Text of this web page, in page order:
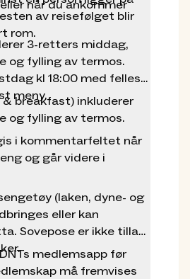
rom for derved å
Dette gjøres
en ekstra sovplass ved
Et reisefølge på 3
for 4 personer. Velg så
av seng (medlem kr
kr 710,-) for den 4.
blir fullt på hytta kan
den/de ledige (ikke
medlemsapp før
må fremvises
har booket opphold til
av reisefølget blir
rom.
når du ankommer
3-retters middag,
og fylling av termos.
kl 18:00 med felles
meny.
& breakfast) inkluderer
og fylling av termos.
i kommentarfeltet når
og går videre i
(laken, dyne- og
eller kan
Sovepose er ikke tillatt
medlemsapp før
må fremvises